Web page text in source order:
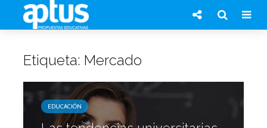
Etiqueta: Mercado
EDUCACIÓN